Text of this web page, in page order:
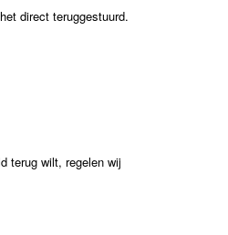
direct teruggestuurd.
terug wilt, regelen wij